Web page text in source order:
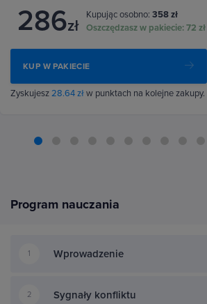
286zł
Kupując osobno: 358 zł
Oszczędzasz w pakiecie:72 zł
KUP W PAKIECIE
Zyskujesz28.64 złw punktach na kolejne zakupy.
Program nauczania
1 Wprowadzenie
2 Sygnały konfliktu